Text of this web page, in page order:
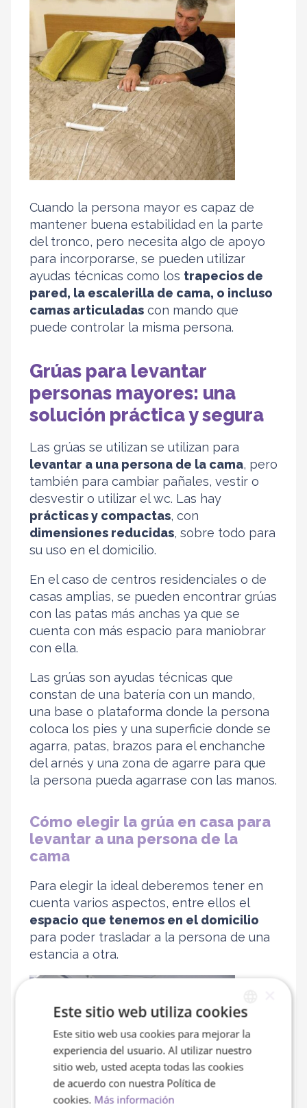
Cuando la persona mayor es capaz de
mantener buena estabilidad en la parte
del tronco, pero necesita algo de apoyo
para incorporarse, se pueden utilizar
ayudas técnicas como los trapecios de
pared, la escalerilla de cama, o incluso
camas articuladas con mando que
puede controlar la misma persona.
Grúas para levantar
personas mayores: una
solución práctica y segura
Las grúas se utilizan se utilizan para
levantar a una persona de la cama, pero
también para cambiar pañales, vestir o
desvestir o utilizar el wc. Las hay
prácticas y compactas, con
dimensiones reducidas, sobre todo para
su uso en el domicilio.
En el caso de centros residenciales o de
casas amplias, se pueden encontrar grúas
con las patas más anchas ya que se
cuenta con más espacio para maniobrar
con ella.
Las grúas son ayudas técnicas que
constan de una batería con un mando,
una base o plataforma donde la persona
coloca los pies y una superficie donde se
agarra, patas, brazos para el enchanche
del arnés y una zona de agarre para que
la persona pueda agarrase con las manos.
Cómo elegir la grúa en casa para
levantar a una persona de la
cama
Para elegir la ideal deberemos tener en
cuenta varios aspectos, entre ellos el
espacio que tenemos en el domicilio
para poder trasladar a la persona de una
estancia a otra.
SPANISH
ENGLISH
Este sitio web utiliza cookies
Este sitio web usa cookies para mejorar la
experiencia del usuario. Al utilizar nuestro
sitio web, usted acepta todas las cookies
de acuerdo con nuestra Política de
cookies. Más información